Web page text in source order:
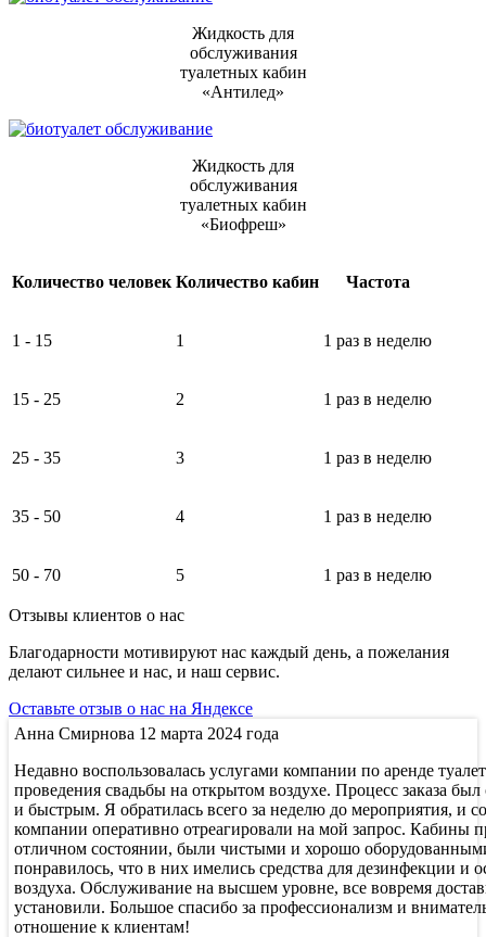
Жидкость для
обслуживания
туалетных кабин
«Антилед»
Жидкость для
обслуживания
туалетных кабин
«Биофреш»
Количество человек Количество кабин Частота
1 - 15 1 1 раз в неделю
15 - 25 2 1 раз в неделю
25 - 35 3 1 раз в неделю
35 - 50 4 1 раз в неделю
50 - 70 5 1 раз в неделю
Отзывы клиентов о нас
Благодарности мотивируют нас каждый день, а пожелания
делают сильнее и нас, и наш сервис.
Оставьте отзыв о нас на Яндексе
Анна Смирнова 12 марта 2024 года
Недавно воспользовалась услугами компании по аренде
проведения свадьбы на открытом воздухе. Процесс заказа
и быстрым. Я обратилась всего за неделю до мероприятия, и
компании оперативно отреагировали на мой запрос. Кабины
отличном состоянии, были чистыми и хорошо
понравилось, что в них имелись средства для дезинфекции и
воздуха. Обслуживание на высшем уровне, все вовремя
установили. Большое спасибо за профессионализм и
отношение к клиентам!